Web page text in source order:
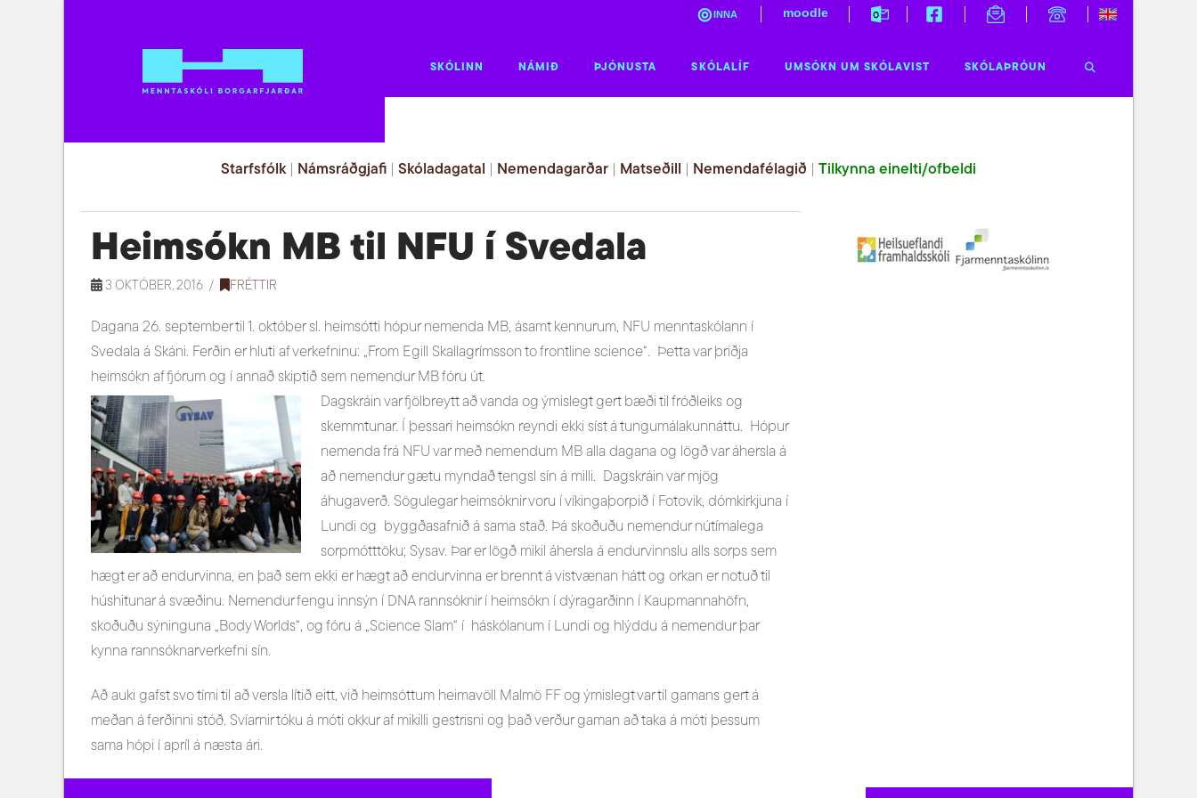
INNA moodle
SKÓLINN NÁMIÐ ÞJÓNUSTA SKÓLALÍF UMSÓKN UM SKÓLAVIST SKÓLAÞRÓUN
Starfsfólk| Námsráðgjafi Skóladagatal Nemendagarðar Matseðill Nemendafélagið Tilkynna einelti/ofbeldi
Heimsókn MB til NFU í Svedala
3 OKTÓBER, 2016 FRÉTTIR
Dagana 26. september til 1. október sl. heimsótti hópur nemenda MB, ásamt kennurum, NFU menntaskólann í
Svedala á Skáni. Ferðin er hluti af verkefninu: „From Egill Skallagrímsson to frontline science“. Þetta var þriðja
heimsókn af fjórum og í annað skiptið sem nemendur MB fóru út.
Dagskráin var fjölbreytt að vanda og ýmislegt gert bæði til fróðleiks og
skemmtunar. Í þessari heimsókn reyndi ekki síst á tungumálakunnáttu. Hópur
nemenda frá NFU var með nemendum MB alla dagana og lögð var áhersla á
að nemendur gætu myndað tengsl sín á milli. Dagskráin var mjög
áhugaverð. Sögulegar heimsóknir voru í víkingaþorpið í Fotovik, dómkirkjuna í
Lundi og byggðasafnið á sama stað. Þá skoðuðu nemendur nútímalega
sorpmótttöku; Sysav. Þar er lögð mikil áhersla á endurvinnslu alls sorps sem
hægt er að endurvinna, en það sem ekki er hægt að endurvinna er brennt á vistvænan hátt og orkan er notuð til
húshitunar á svæðinu. Nemendur fengu innsýn í DNA rannsóknir í heimsókn í dýragarðinn í Kaupmannahöfn,
skoðuðu sýninguna „Body Worlds“, og fóru á „Science Slam“ í háskólanum í Lundi og hlýddu á nemendur þar
kynna rannsóknarverkefni sín.
Að auki gafst svo tími til að versla lítið eitt, við heimsóttum heimavöll Malmö FF og ýmislegt var til gamans gert á
meðan á ferðinni stóð. Svíarnir tóku á móti okkur af mikilli gestrisni og það verður gaman að taka á móti þessum
sama hópi í apríl á næsta ári.